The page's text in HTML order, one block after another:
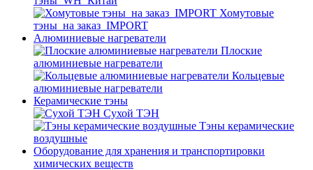
Хомутовые
тэны_на заказ_IMPORT
Алюминиевые нагреватели
Плоские
алюминиевые нагреватели
Кольцевые
алюминиевые нагреватели
Керамические тэны
Сухой ТЭН
Тэны керамические
воздушные
Оборудование для хранения и транспортировки
химических веществ